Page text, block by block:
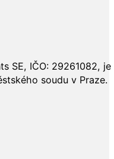
SE, IČO: 29261082,
soudu v Praze.